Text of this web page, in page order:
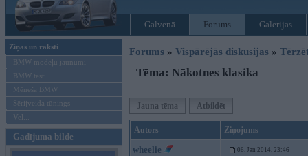
Galvenā Forums Galerijas
Ziņas un raksti
BMW modeļu jaunumi
BMW testi
Mēneša BMW
Sērijveida tūnings
Vel...
Gadījuma bilde
Forums » Vispārējās diskusijas »
Tēma: Nākotnes klasika
Jauna tēma Atbildēt
Autors Ziņojums
wheelie 06. Jan 2014, 23:46